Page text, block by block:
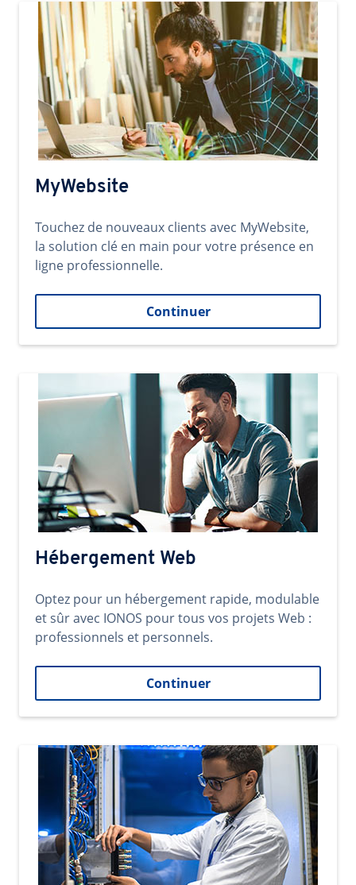
MyWebsite
Touchez de nouveaux clients avec MyWebsite,
la solution clé en main pour votre présence en
ligne professionnelle.
Continuer
Hébergement Web
Optez pour un hébergement rapide, modulable
et sûr avec IONOS pour tous vos projets Web :
professionnels et personnels.
Continuer